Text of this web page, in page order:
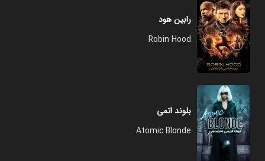
رابین هود
Robin Hood
بلوند اتمی
Atomic Blonde